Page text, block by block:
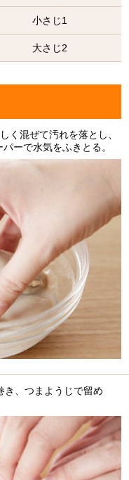
小さじ1
大さじ2
く混ぜて汚れを落とし、
ーで水気をふきとる。
き、つまようじで留め